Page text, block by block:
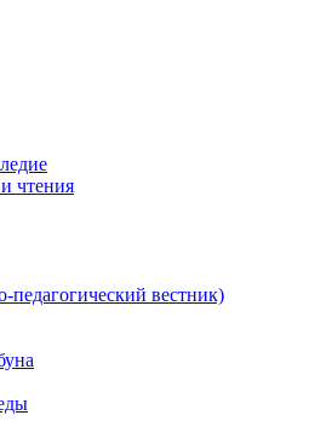
чтения
вестник)